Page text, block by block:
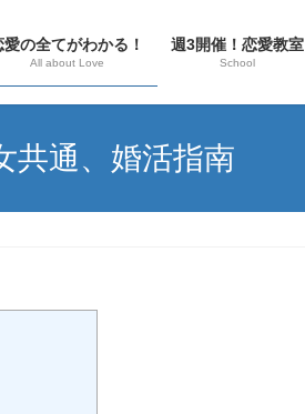
愛の全てがわかる！
All about Love
週3開催！恋愛教室
School
共通、婚活指南